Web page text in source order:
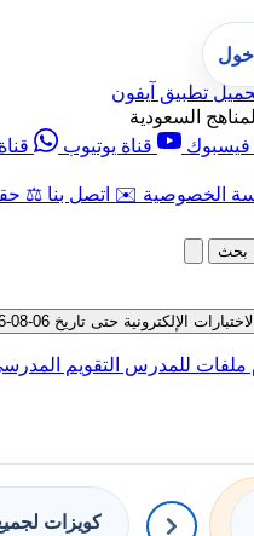
تطبيق آيفون
السعودية
قناة يوتيوب
الخصوصية ✉️ اتصل بنا ⚖️
بحث
الإلكترونية حتى تاريخ 06-08-2026
ملفات للمدرس التقويم
كويزات